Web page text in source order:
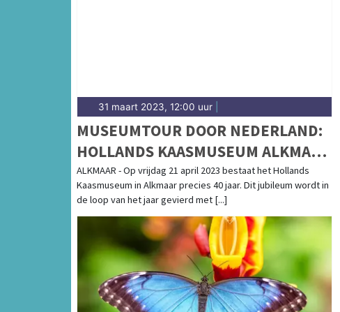
31 maart 2023, 12:00 uur
MUSEUMTOUR DOOR NEDERLAND:
HOLLANDS KAASMUSEUM ALKMAAR
VIERT 40-JARIG JUBILEUM
ALKMAAR - Op vrijdag 21 april 2023 bestaat het Hollands
Kaasmuseum in Alkmaar precies 40 jaar. Dit jubileum wordt in
de loop van het jaar gevierd met [...]